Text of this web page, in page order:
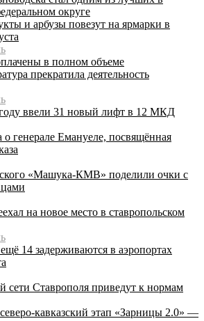
округе
и арбузы повезут на ярмарки в
в полном объеме
прекратила деятельность
ввели 31 новый лифт в 12 МКД
генерале Емануеле, посвящённая
«Машука-КМВ» поделили очки с
на новое место в ставропольском
14 задерживаются в аэропортах
сети Ставрополя приведут к нормам
кавказский этап «Зарницы 2.0» —